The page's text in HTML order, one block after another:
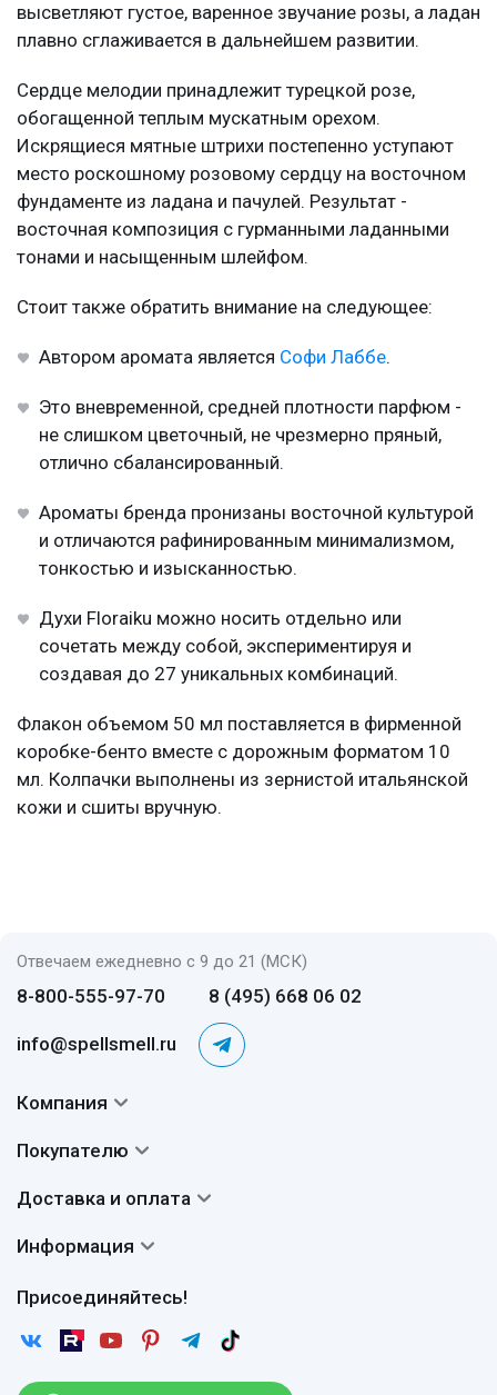
высветляют густое, варенное звучание розы, а ладан
плавно сглаживается в дальнейшем развитии.
Сердце мелодии принадлежит турецкой розе,
обогащенной теплым мускатным орехом.
Искрящиеся мятные штрихи постепенно уступают
место роскошному розовому сердцу на восточном
фундаменте из ладана и пачулей. Результат -
восточная композиция с гурманными ладанными
тонами и насыщенным шлейфом.
Стоит также обратить внимание на следующее:
Автором аромата является Софи Лаббе.
Это вневременной, средней плотности парфюм -
не слишком цветочный, не чрезмерно пряный,
отлично сбалансированный.
Ароматы бренда пронизаны восточной культурой
и отличаются рафинированным минимализмом,
тонкостью и изысканностью.
Духи Floraiku можно носить отдельно или
сочетать между собой, экспериментируя и
создавая до 27 уникальных комбинаций.
Флакон объемом 50 мл поставляется в фирменной
коробке-бенто вместе с дорожным форматом 10
мл. Колпачки выполнены из зернистой итальянской
кожи и сшиты вручную.
Отвечаем ежедневно с 9 до 21 (МСК)
8-800-555-97-70 8 (495) 668 06 02
info@spellsmell.ru
Присоединяйтесь!
Компания
Авторы
Сертификаты
Покупателю
Вопросы и ответы
Отзывы
Доставка и оплата
Доставка
Возврат
Информация
Пользовательское соглашение
Защита персональных данных